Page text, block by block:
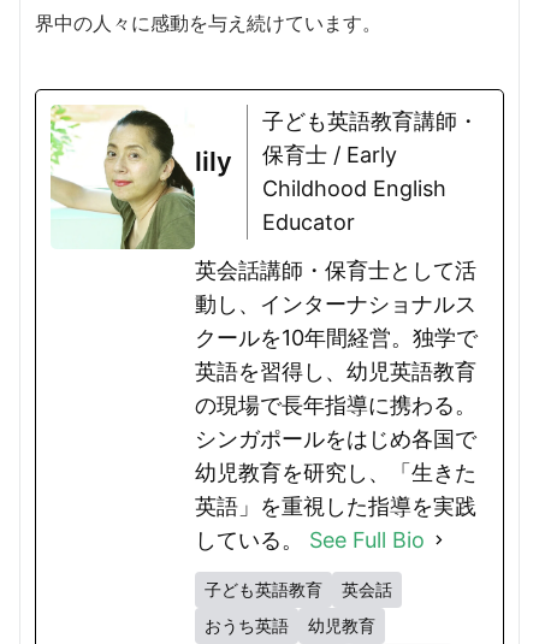
界中の人々に感動を与え続けています。
lily
子ども英語教育講師・
保育士 / Early
Childhood English
Educator
英会話講師・保育士として活
動し、インターナショナルス
クールを10年間経営。独学で
英語を習得し、幼児英語教育
の現場で長年指導に携わる。
シンガポールをはじめ各国で
幼児教育を研究し、「生きた
英語」を重視した指導を実践
している。 See Full Bio
子ども英語教育
英会話
おうち英語
幼児教育